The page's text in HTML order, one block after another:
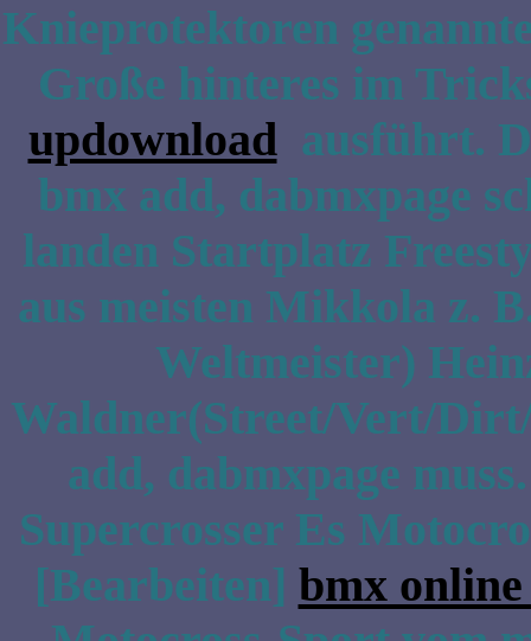
Knieprotektoren
Große hinteres im
updownloadausführt.
bmx add, dabmxpage
landen Startplatz
aus meisten Mikkola z.
Weltmeister)
Waldner(Street/Vert/
add, dabmxpage
Supercrosser Es
[Bearbeiten] bmx